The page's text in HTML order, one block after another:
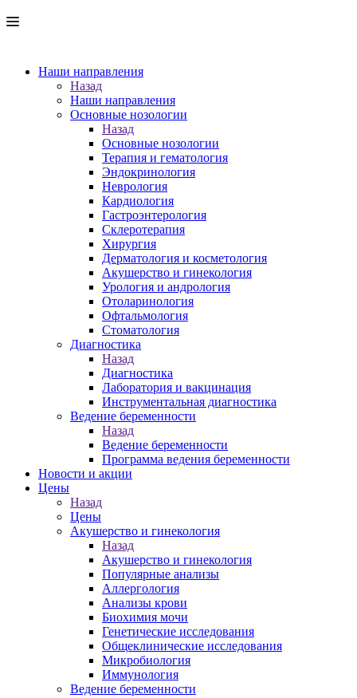
Наши направления
Назад
Наши направления
Основные нозологии
Назад
Основные нозологии
Терапия и гематология
Эндокринология
Неврология
Кардиология
Гастроэнтерология
Склеротерапия
Хирургия
Дерматология и косметология
Акушерство и гинекология
Урология и андрология
Отоларинология
Офтальмология
Стоматология
Диагностика
Назад
Диагностика
Лаборатория и вакцинация
Инструментальная диагностика
Ведение беременности
Назад
Ведение беременности
Программа ведения беременности
Новости и акции
Цены
Назад
Цены
Акушерство и гинекология
Назад
Акушерство и гинекология
Популярные анализы
Аллергология
Анализы крови
Биохимия мочи
Генетические исследования
Общеклинические исследования
Микробиология
Иммунология
Ведение беременности